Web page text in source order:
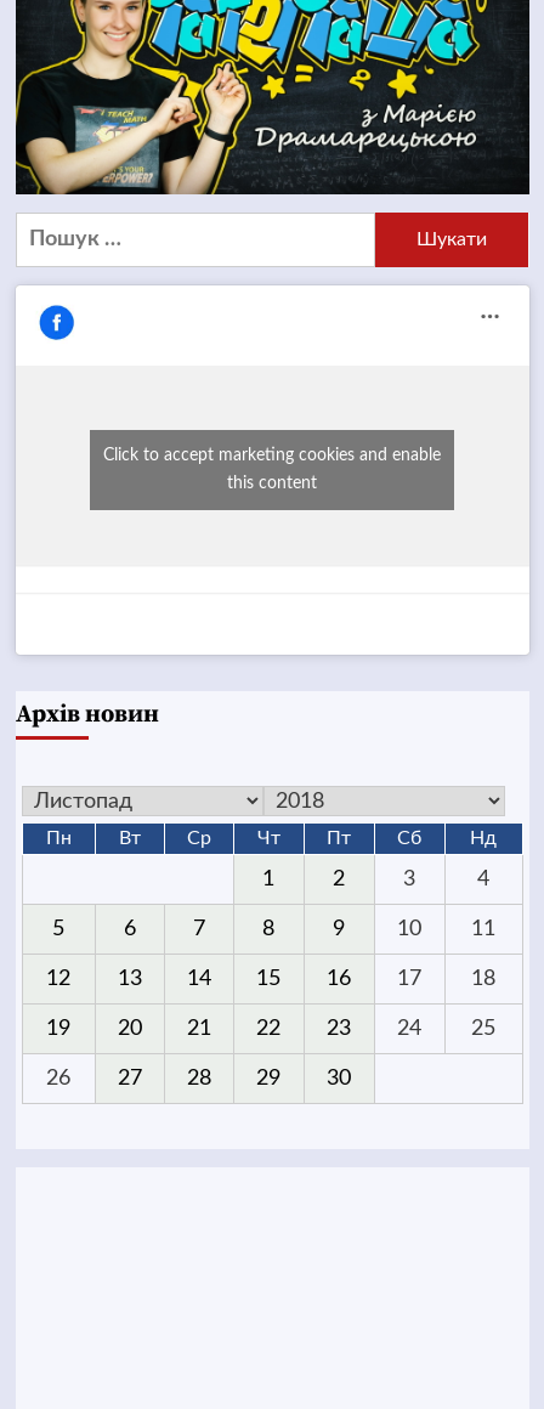
Пошук:
Click to accept marketing cookies and enable
this content
Архів новин
Пн Вт Ср Чт Пт Сб Нд
1 2 3 4
5 6 7 8 9 10 11
12 13 14 15 16 17 18
19 20 21 22 23 24 25
26 27 28 29 30